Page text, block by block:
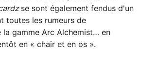
se sont également fendus d'un
toutes les rumeurs de
la gamme Arc Alchemist… en
en « chair et en os ».